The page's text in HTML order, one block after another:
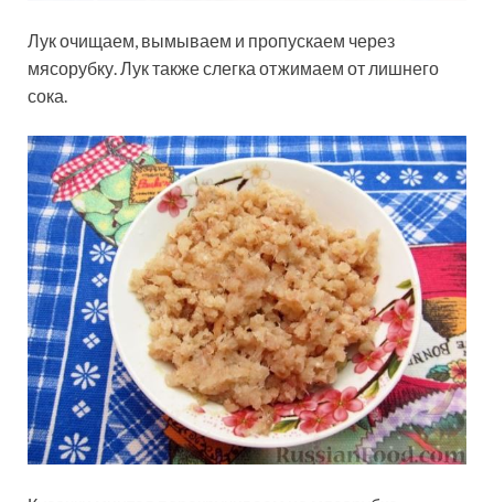
Лук очищаем, вымываем и пропускаем через
мясорубку. Лук также слегка отжимаем от лишнего
сока.